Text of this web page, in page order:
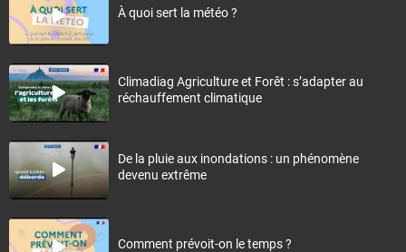
À quoi sert la météo ?
Climadiag Agriculture et Forêt : s’adapter au
réchauffement climatique
De la pluie aux inondations : un phénomène
devenu extrême
Comment prévoit-on le temps ?